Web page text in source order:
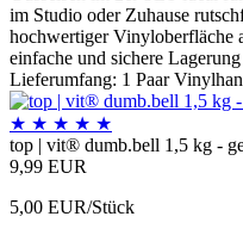
im Studio oder Zuhause
hochwertiger Vinyloberfläche
einfache und sichere
Lieferumfang: 1 Paar
★ ★ ★ ★ ★
top | vit® dumb.bell 1,5 kg -
9,99 EUR
5,00 EUR/Stück